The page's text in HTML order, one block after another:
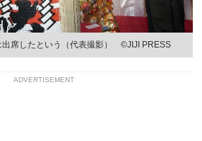
出席したという（代表撮影） ©JIJI PRESS
ADVERTISEMENT